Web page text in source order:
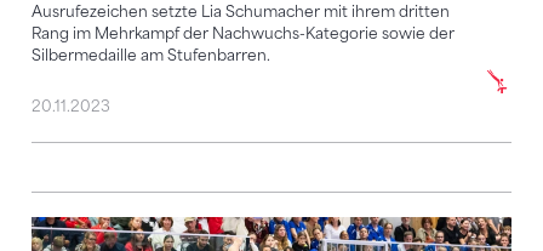
Ausrufezeichen setzte Lia Schumacher mit ihrem dritten
Rang im Mehrkampf der Nachwuchs-Kategorie sowie der
Silbermedaille am Stufenbarren.
20.11.2023
Kellenberger / Oettli holen Gold in der Kategorie